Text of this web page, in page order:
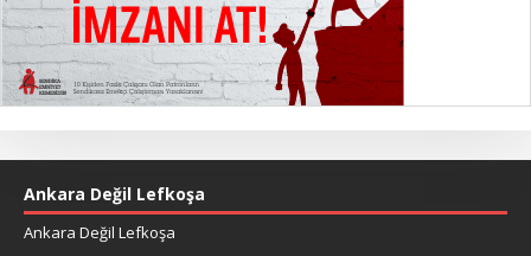
Ankara Değil Lefkoşa
Ankara Değil Lefkoşa